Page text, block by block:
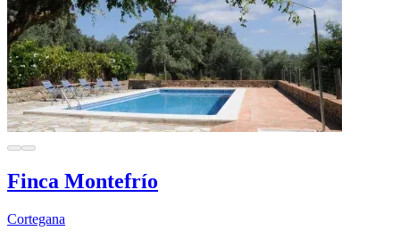
Finca Montefrío
Cortegana